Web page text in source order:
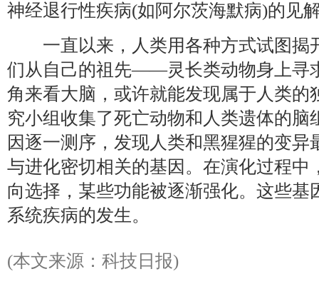
神经退行性疾病(如阿尔茨海默病)的见
一直以来，人类用各种方式试图揭
们从自己的祖先——灵长类动物身上寻
角来看大脑，或许就能发现属于人类的
究小组收集了死亡动物和人类遗体的脑
因逐一测序，发现人类和黑猩猩的变
与进化密切相关的基因。在演化过程中
向选择，某些功能被逐渐强化。这些基
系统疾病的发生。
(本文来源：科技日报)